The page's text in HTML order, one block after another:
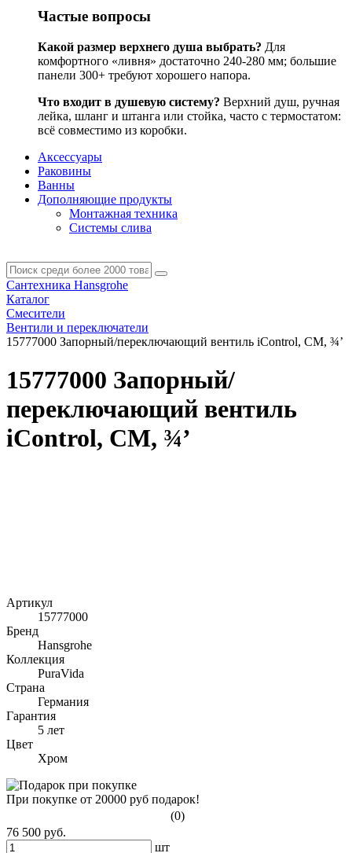
Частые вопросы
Какой размер верхнего душа выбрать? Для
комфортного «ливня» достаточно 240-280 мм; большие
панели 300+ требуют хорошего напора.
Что входит в душевую систему? Верхний душ, ручная
лейка, шланг и штанга или стойка, часто с термостатом:
всё совместимо из коробки.
Аксессуары
Раковины
Ванны
Дополняющие продукты
Монтажная техника
Системы слива
Сантехника Hansgrohe
Каталог
Смесители
Вентили и переключатели
15777000 Запорный/переключающий вентиль iControl, СМ, ¾’
15777000 Запорный/
переключающий вентиль
iControl, СМ, ¾’
Артикул
15777000
Бренд
Hansgrohe
Коллекция
PuraVida
Страна
Германия
Гарантия
5 лет
Цвет
Хром
При покупке от 20000 руб подарок!
(0)
76 500 руб.
шт